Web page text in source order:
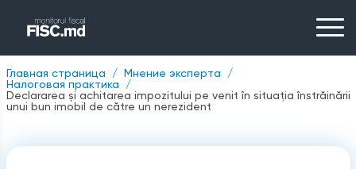
Главная страница
Мнение эксперта
Налоговая практика
Declararea și achitarea impozitului pe venit în situația înstrăinării
unui bun imobil de către un nerezident